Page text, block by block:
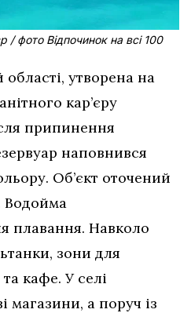
/ фото Відпочинок на всі 100
області, утворена на
кар’єру
припинення
наповнився
Об’єкт оточений
Водойма
плавання. Навколо
зони для
кафе. У селі
магазини, а поруч із